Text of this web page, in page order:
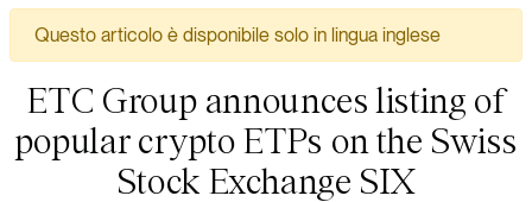
Questo articolo è disponibile solo in lingua inglese
ETC Group announces listing of
popular crypto ETPs on the Swiss
Stock Exchange SIX